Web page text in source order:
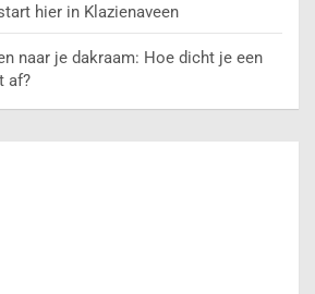
hier in Klazienaveen
naar je dakraam: Hoe dicht je een
af?